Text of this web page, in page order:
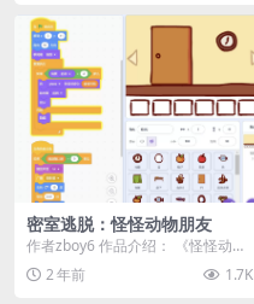
密室逃脱：怪怪动物朋友
作者zboy6 作品介绍： 《怪怪动物
朋友》是一款轻松有趣的密室逃脱
游戏，玩家需...
2 年前 1.7K